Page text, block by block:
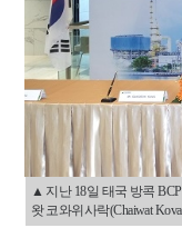
▲ 지난 18일 태국 방콕
왓 코와위사락(Chaiwat